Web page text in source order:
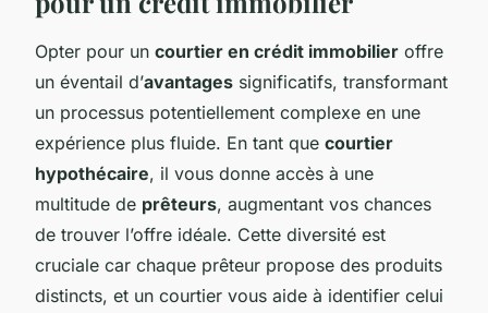
Opter pour un courtier en crédit immobilier offre
un éventail d’avantages significatifs, transformant
un processus potentiellement complexe en une
expérience plus fluide. En tant que courtier
hypothécaire, il vous donne accès à une
multitude de prêteurs, augmentant vos chances
de trouver l’offre idéale. Cette diversité est
cruciale car chaque prêteur propose des produits
distincts, et un courtier vous aide à identifier celui